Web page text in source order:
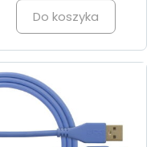
Do koszyka